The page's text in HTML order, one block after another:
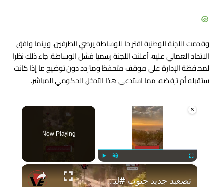
وقدمت اللجنة الوطنية اقتراحا للوساطة يرضي الطرفين. وبينما وافق
الاتحاد العمالي عليه، أعلنت اللجنة رسميا فشل الوساطة. جاء ذلك نظرا
لمحافظة الإدارة على موقف متحفظ ومتردد دون توضيح ما إذا كانت
ستقبله أم ترفضه، مما استدعى هذا التدخل الحكومي المباشر.
×
Play Unmute Fullscreen
Now Playing
×
تصعيد جديد جنوب #لبنان.. الجيش الإسرائيلي يستهدف عنصرين من حزب الله بقصف مسيّرة